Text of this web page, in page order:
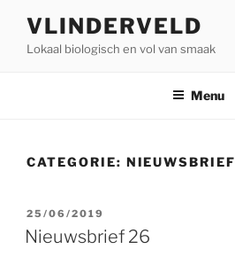
VLINDERVELD
Lokaal biologisch en vol van smaak
Menu
CATEGORIE: NIEUWSBRIEF
GEPLAATST
OP
25/06/2019
Nieuwsbrief 26